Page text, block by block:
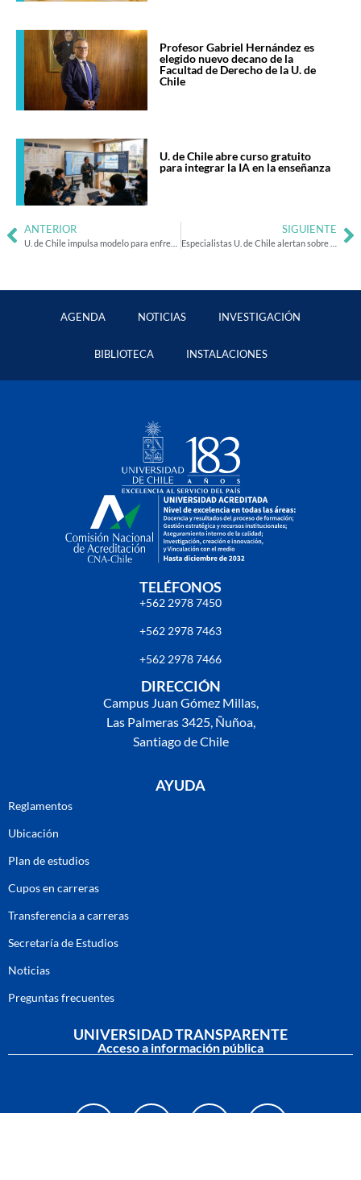
Profesor Gabriel Hernández es
elegido nuevo decano de la
Facultad de Derecho de la U. de
Chile
U. de Chile abre curso gratuito
para integrar la IA en la enseñanza
ANTERIOR SIGUIENTE
AGENDA NOTICIAS INVESTIGACIÓN
BIBLIOTECA INSTALACIONES
TELÉFONOS
+562 2978 7450
+562 2978 7463
+562 2978 7466
DIRECCIÓN
Campus Juan Gómez Millas,
Las Palmeras 3425, Ñuñoa,
Santiago de Chile
AYUDA
Reglamentos
Ubicación
Plan de estudios
Cupos en carreras
Transferencia a carreras
Secretaría de Estudios
Noticias
Preguntas frecuentes
UNIVERSIDAD TRANSPARENTE
Acceso a información pública